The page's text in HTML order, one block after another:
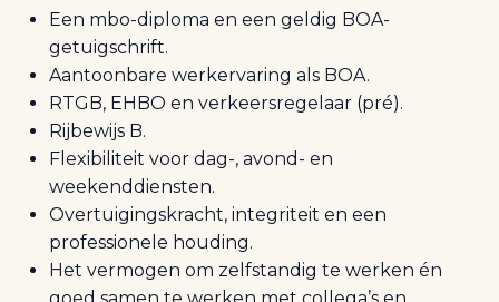
Een mbo-diploma en een geldig BOA-
getuigschrift.
Aantoonbare werkervaring als BOA.
RTGB, EHBO en verkeersregelaar (pré).
Rijbewijs B.
Flexibiliteit voor dag-, avond- en
weekenddiensten.
Overtuigingskracht, integriteit en een
professionele houding.
Het vermogen om zelfstandig te werken én